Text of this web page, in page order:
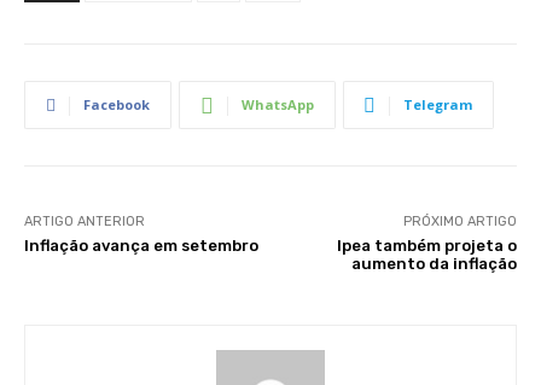
Facebook WhatsApp Telegram
ARTIGO ANTERIOR
Inflação avança em setembro
PRÓXIMO ARTIGO
Ipea também projeta o
aumento da inflação